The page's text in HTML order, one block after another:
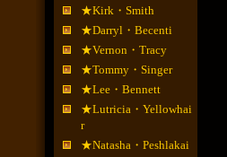
★Kirk・Smith
★Darryl・Becenti
★Vernon・Tracy
★Tommy・Singer
★Lee・Bennett
★Lutricia・Yellowhai
r
★Natasha・Peshlakai